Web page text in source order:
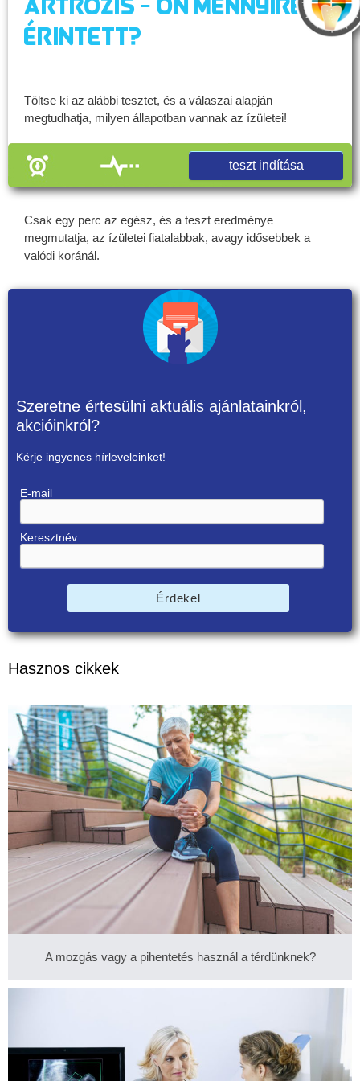
érintett?
Töltse ki az alábbi tesztet, és a válaszai alapján
megtudhatja, milyen állapotban vannak az ízületei!
teszt indítása
Csak egy perc az egész, és a teszt eredménye
megmutatja, az ízületei fiatalabbak, avagy idősebbek a
valódi koránál.
Szeretne értesülni aktuális ajánlatainkról,
akcióinkról?
Kérje ingyenes hírleveleinket!
E-mail
Keresztnév
Érdekel
Hasznos cikkek
A mozgás vagy a pihentetés használ a térdünknek?